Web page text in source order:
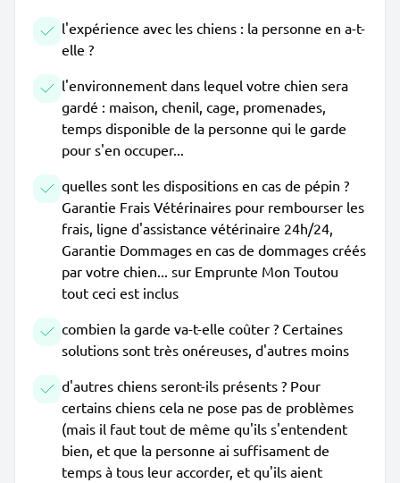
l'expérience avec les chiens : la personne en a-t-
elle ?
l'environnement dans lequel votre chien sera
gardé : maison, chenil, cage, promenades,
temps disponible de la personne qui le garde
pour s'en occuper...
quelles sont les dispositions en cas de pépin ?
Garantie Frais Vétérinaires pour rembourser les
frais, ligne d'assistance vétérinaire 24h/24,
Garantie Dommages en cas de dommages créés
par votre chien... sur Emprunte Mon Toutou
tout ceci est inclus
combien la garde va-t-elle coûter ? Certaines
solutions sont très onéreuses, d'autres moins
d'autres chiens seront-ils présents ? Pour
certains chiens cela ne pose pas de problèmes
(mais il faut tout de même qu'ils s'entendent
bien, et que la personne ai suffisament de
temps à tous leur accorder, et qu'ils aient